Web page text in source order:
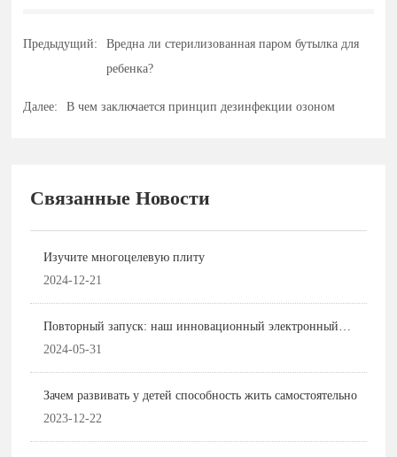
Предыдущий:
Вредна ли стерилизованная паром бутылка для
ребенка?
Далее: В чем заключается принцип дезинфекции озоном
Связанные Новости
Изучите многоцелевую плиту
2024-12-21
Повторный запуск: наш инновационный электронный
ланч-бокс был представлен на 135-й Кантонской ярмарке и
2024-05-31
Зачем развивать у детей способность жить самостоятельно
2023-12-22